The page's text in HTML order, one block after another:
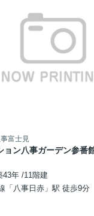
富士見
ョン八事ガーデン参番
43年 /11階建
「八事日赤」駅 徒歩9分